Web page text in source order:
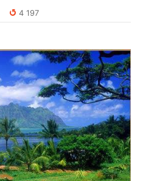
4 197